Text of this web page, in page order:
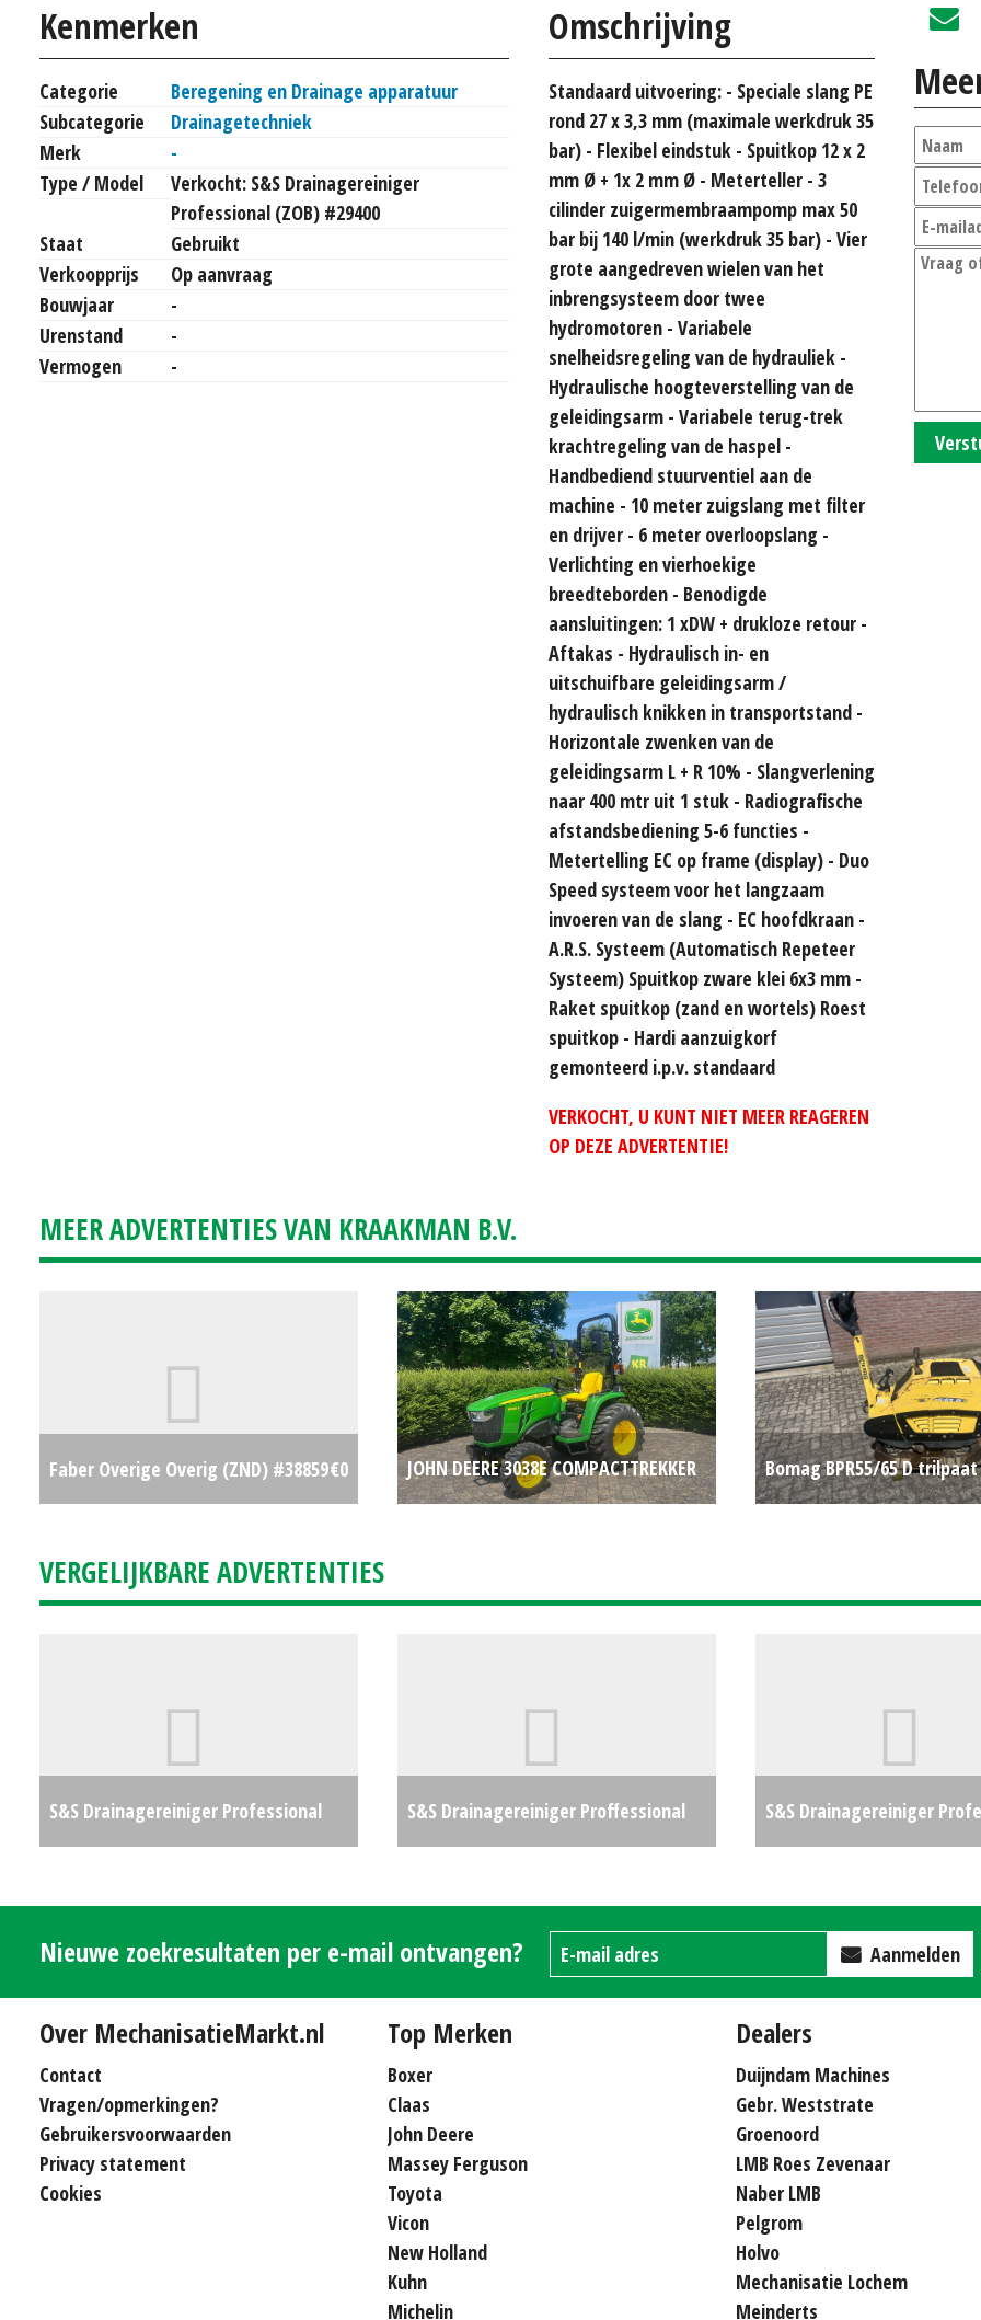
Kenmerken
Categorie
Beregening en Drainage apparatuur
Subcategorie
Drainagetechniek
Merk
-
Type / Model
Verkocht: S&S Drainagereiniger
Professional (ZOB) #29400
Staat
Gebruikt
Verkoopprijs
Op aanvraag
Bouwjaar
-
Urenstand
-
Vermogen
-
Omschrijving
Standaard uitvoering: - Speciale slang PE
rond 27 x 3,3 mm (maximale werkdruk 35
bar) - Flexibel eindstuk - Spuitkop 12 x 2
mm Ø + 1x 2 mm Ø - Meterteller - 3
cilinder zuigermembraampomp max 50
bar bij 140 l/min (werkdruk 35 bar) - Vier
grote aangedreven wielen van het
inbrengsysteem door twee
hydromotoren - Variabele
snelheidsregeling van de hydrauliek -
Hydraulische hoogteverstelling van de
geleidingsarm - Variabele terug-trek
krachtregeling van de haspel -
Handbediend stuurventiel aan de
machine - 10 meter zuigslang met filter
en drijver - 6 meter overloopslang -
Verlichting en vierhoekige
breedteborden - Benodigde
aansluitingen: 1 xDW + drukloze retour -
Aftakas - Hydraulisch in- en
uitschuifbare geleidingsarm /
hydraulisch knikken in transportstand -
Horizontale zwenken van de
geleidingsarm L + R 10% - Slangverlening
naar 400 mtr uit 1 stuk - Radiografische
afstandsbediening 5-6 functies -
Metertelling EC op frame (display) - Duo
Speed systeem voor het langzaam
invoeren van de slang - EC hoofdkraan -
A.R.S. Systeem (Automatisch Repeteer
Systeem) Spuitkop zware klei 6x3 mm -
Raket spuitkop (zand en wortels) Roest
spuitkop - Hardi aanzuigkorf
gemonteerd i.p.v. standaard
VERKOCHT, U KUNT NIET MEER REAGEREN
OP DEZE ADVERTENTIE!
MEER ADVERTENTIES VAN KRAAKMAN B.V.
Faber Overige Overig (ZND) #38859€0
JOHN DEERE 3038E COMPACTTREKKER
Bomag BPR55/65 D trilpaat
VERGELIJKBARE ADVERTENTIES
S&S Drainagereiniger Professional
S&S Drainagereiniger Proffessional
S&S Drainagereiniger
Nieuwe zoekresultaten per e-mail ontvangen? Aanmelden
Over MechanisatieMarkt.nl
Contact
Vragen/opmerkingen?
Gebruikersvoorwaarden
Privacy statement
Cookies
Top Merken
Boxer
Claas
John Deere
Massey Ferguson
Toyota
Vicon
New Holland
Kuhn
Michelin
Dealers
Duijndam Machines
Gebr. Weststrate
Groenoord
LMB Roes Zevenaar
Naber LMB
Pelgrom
Holvo
Mechanisatie Lochem
Meinderts